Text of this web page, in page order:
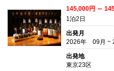
145,000円 ～
1泊2日
出発月
2026年 09月 ~
出発地
東京23区